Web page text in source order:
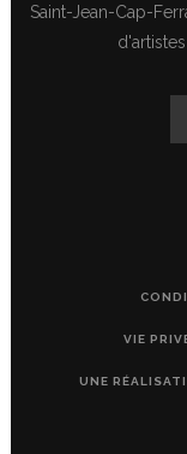
Saint-Jean-Cap-
VIE
UNE